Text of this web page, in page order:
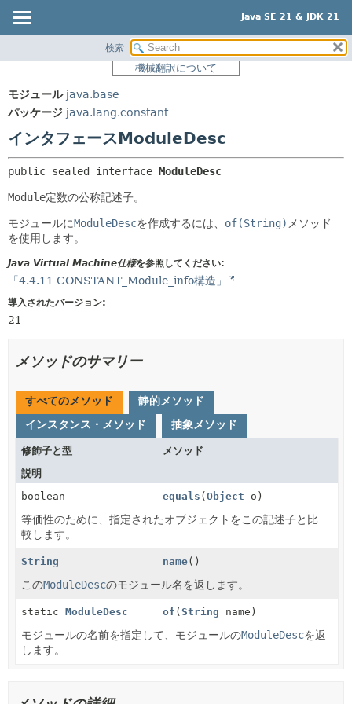
Java SE 21 & JDK 21
パッケージ
使用
ツリー
プレビュー
新規
非推奨
索引
サマリー:
ネスト済
メソッド
詳細:
コンストラクタ
検索
機械翻訳について
モジュール java.base
パッケージ java.lang.constant
インタフェースModuleDesc
public sealed interface ModuleDesc
Module定数の公称記述子。
モジュールにModuleDescを作成するには、 of(String) メソッド
を使用します。
Java Virtual Machine仕様を参照してください:
「4.4.11 CONSTANT_Module_info構造」
導入されたバージョン:
21
メソッドのサマリー
すべてのメソッド
静的メソッド
インスタンス・メソッド
抽象メソッド
修飾子と型
メソッド
説明
boolean
equals (Object o)
等価性のために、指定されたオブジェクトをこの記述子と比
較します。
String name()
このModuleDescのモジュール名を返します。
static ModuleDesc of (String name)
モジュールの名前を指定して、モジュールのModuleDescを返
します。